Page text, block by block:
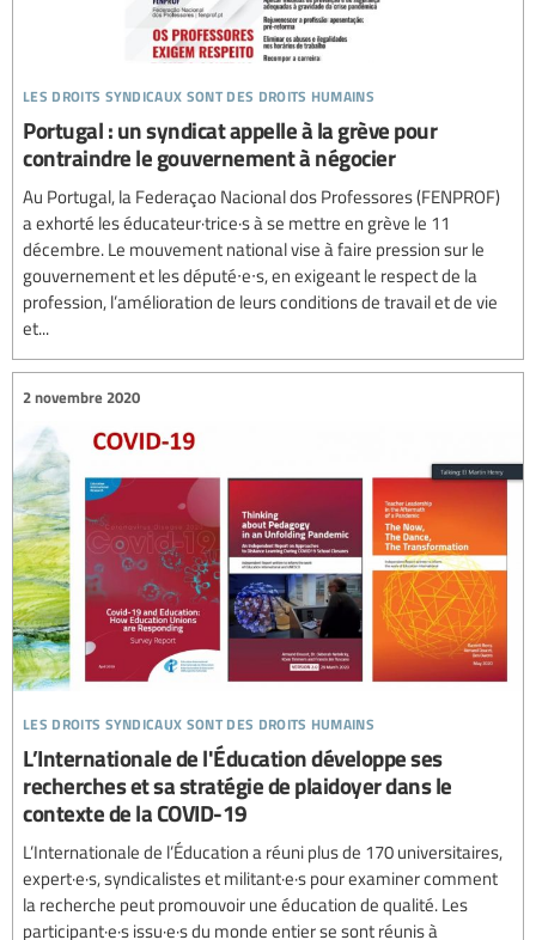
les droits syndicaux sont des droits humains
Portugal : un syndicat appelle à la grève pour
contraindre le gouvernement à négocier
Au Portugal, la Federaçao Nacional dos Professores (FENPROF)
a exhorté les éducateur·trice·s à se mettre en grève le 11
décembre. Le mouvement national vise à faire pression sur le
gouvernement et les député∙e∙s, en exigeant le respect de la
profession, l’amélioration de leurs conditions de travail et de vie
et...
les droits syndicaux sont des droits humains
2 novembre 2020
L’Internationale de l'Éducation développe ses
recherches et sa stratégie de plaidoyer dans le
contexte de la COVID-19
L’Internationale de l’Éducation a réuni plus de 170 universitaires,
expert·e·s, syndicalistes et militant·e·s pour examiner comment
la recherche peut promouvoir une éducation de qualité. Les
participant·e·s issu·e·s du monde entier se sont réunis à